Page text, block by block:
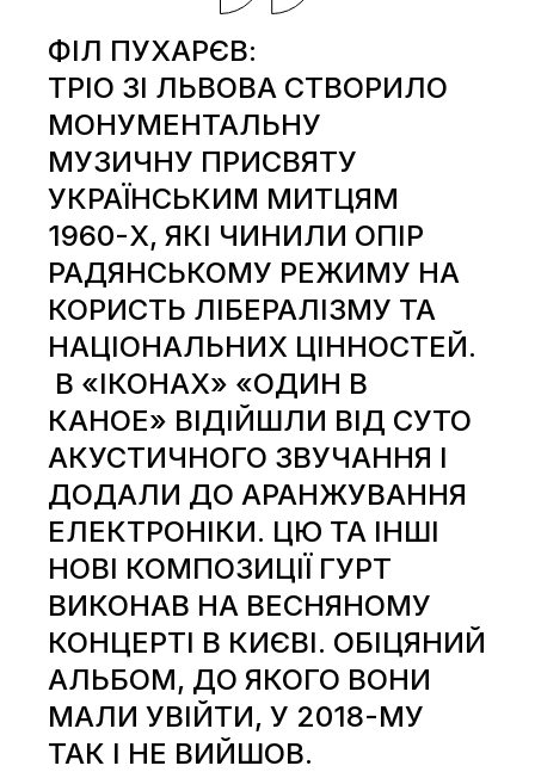
ФІЛ ПУХАРЄВ:
ТРІО ЗІ ЛЬВОВА СТВОРИЛО
МОНУМЕНТАЛЬНУ
МУЗИЧНУ ПРИСВЯТУ
УКРАЇНСЬКИМ МИТЦЯМ
1960-Х, ЯКІ ЧИНИЛИ ОПІР
РАДЯНСЬКОМУ РЕЖИМУ НА
КОРИСТЬ ЛІБЕРАЛІЗМУ ТА
НАЦІОНАЛЬНИХ ЦІННОСТЕЙ.
В «ІКОНАХ» «ОДИН В
КАНОЕ» ВІДІЙШЛИ ВІД СУТО
АКУСТИЧНОГО ЗВУЧАННЯ І
ДОДАЛИ ДО АРАНЖУВАННЯ
ЕЛЕКТРОНІКИ. ЦЮ ТА ІНШІ
НОВІ КОМПОЗИЦІЇ ГУРТ
ВИКОНАВ НА ВЕСНЯНОМУ
КОНЦЕРТІ В КИЄВІ. ОБІЦЯНИЙ
АЛЬБОМ, ДО ЯКОГО ВОНИ
МАЛИ УВІЙТИ, У 2018-МУ
ТАК І НЕ ВИЙШОВ.